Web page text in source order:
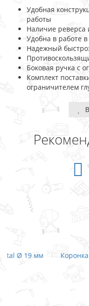
Удобная
работы
Наличие реверса
Удобна в работе
Надежный
Боковая ручка с
Комплект
ограничителем
Коронка
В